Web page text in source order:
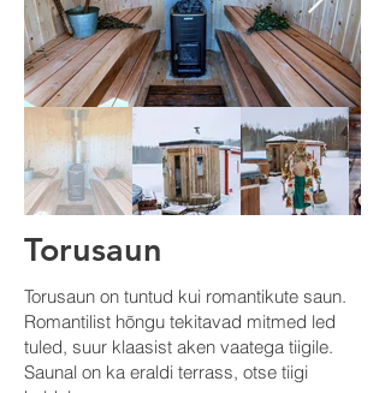
Torusaun
Torusaun on tuntud kui romantikute saun.
Romantilist hõngu tekitavad mitmed led
tuled, suur klaasist aken vaatega tiigile.
Saunal on ka eraldi terrass, otse tiigi